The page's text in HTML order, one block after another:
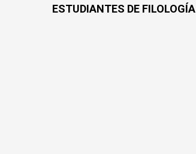
ESTUDIANTES DE FILOLOGÍA